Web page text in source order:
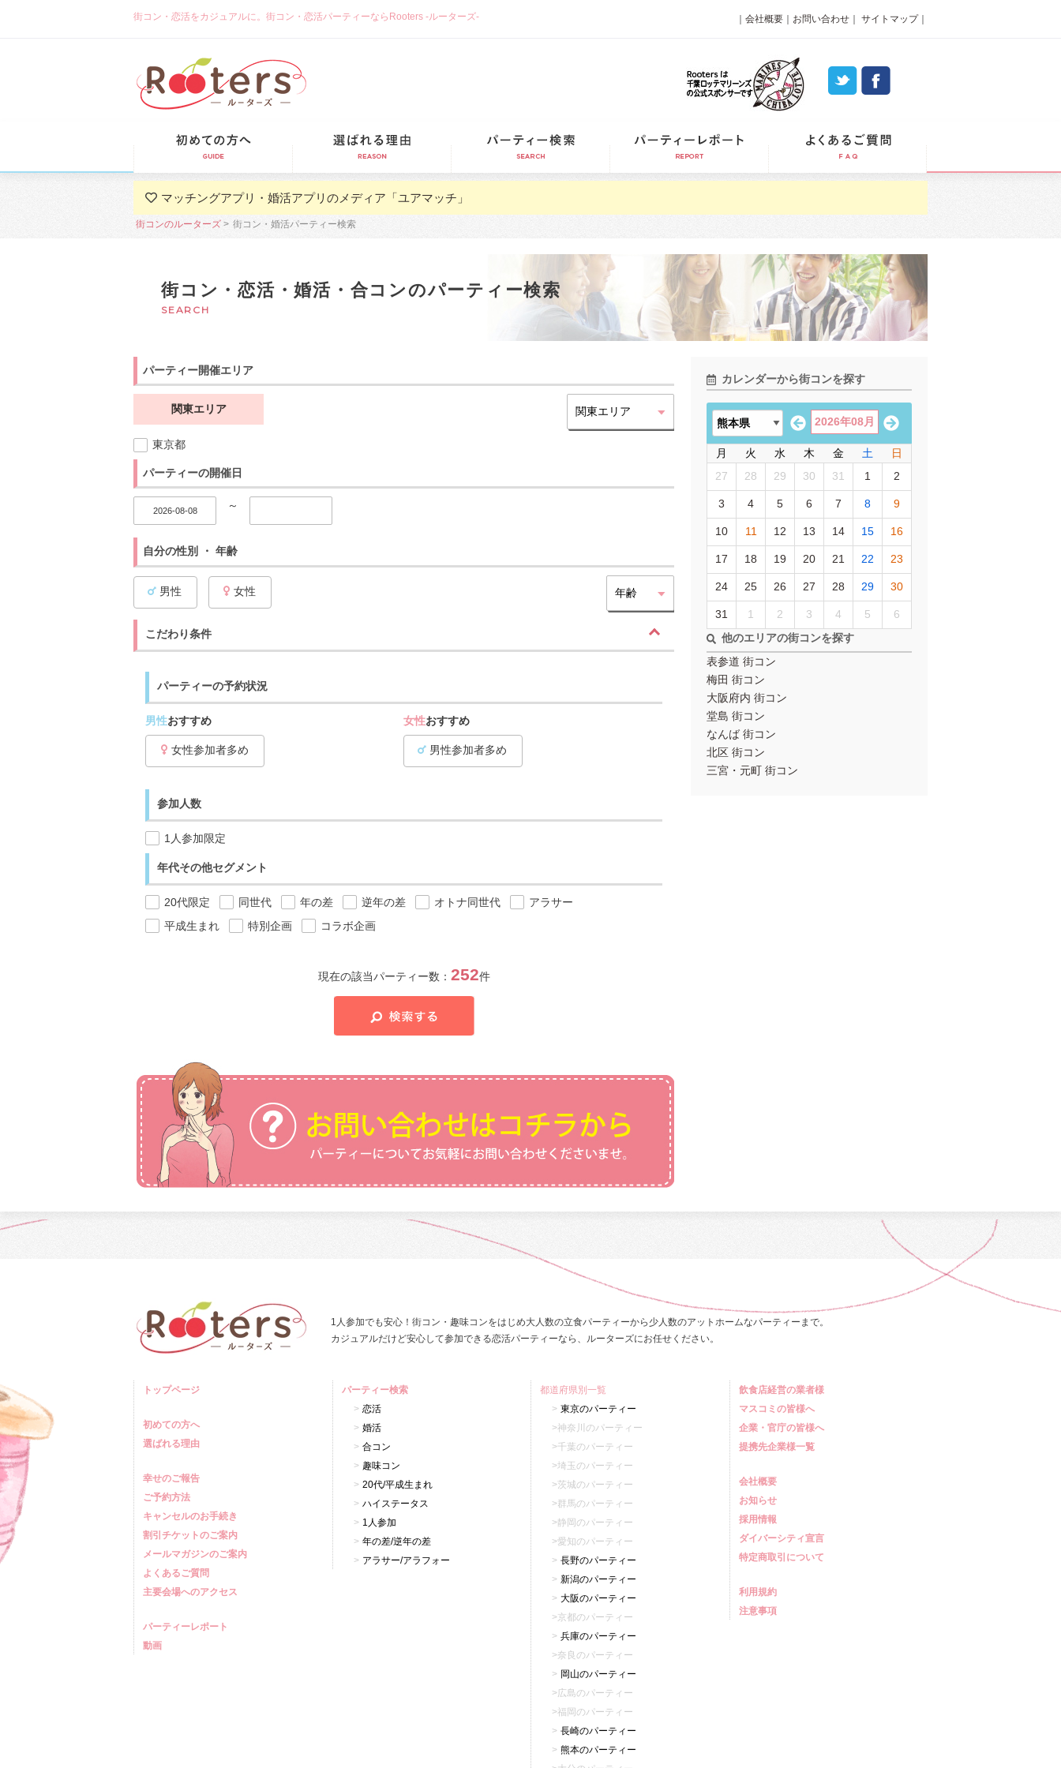
街コン・恋活をカジュアルに。街コン・恋活パーティーならRooters -ルーターズ- 会社概要 お問い合わせ サイトマップ｜
マッチングアプリ・婚活アプリのメディア「ユアマッチ」
街コンのルーターズ 街コン・婚活パーティー検索
街コン・恋活・婚活・合コンのパーティー検索
SEARCH
パーティー開催エリア
関東エリア
東京都
パーティーの開催日
～
自分の性別 ・ 年齢
男性 女性
こだわり条件
パーティーの予約状況
男性おすすめ
女性参加者多め
女性おすすめ
男性参加者多め
参加人数
1人参加限定
年代その他セグメント
20代限定 同世代 年の差 逆年の差 オトナ同世代
アラサー
平成生まれ
特別企画 コラボ企画
現在の該当パーティー数： 252件
カレンダーから街コンを探す
2026年08月
月 火 水 木 金 土
日
27
28 29 30 31 1 2
3 4 5 6 7 8 9
10 11 12 13 14 15 16
17 18 19 20 21 22 23
24 25 26 27 28 29 30
31 1 2 3 4 5
6
他のエリアの街コンを探す
表参道 街コン
梅田 街コン
大阪府内 街コン
堂島 街コン
なんば 街コン
北区 街コン
三宮・元町 街コン
1人参加でも安心！街コン・趣味コンをはじめ大人数の立食パーティーから少人数のアットホームなパーティーまで。
カジュアルだけど安心して参加できる恋活パーティーなら、ルーターズにお任せください。
トップページ
初めての方へ
選ばれる理由
幸せのご報告
ご予約方法
キャンセルのお手続き
割引チケットのご案内
メールマガジンのご案内
よくあるご質問
主要会場へのアクセス
パーティーレポート
動画
パーティー検索
恋活
婚活
合コン
趣味コン
20代/平成生まれ
ハイステータス
1人参加
年の差/逆年の差
アラサー/アラフォー
都道府県別一覧
東京のパーティー
神奈川のパーティー
千葉のパーティー
埼玉のパーティー
茨城のパーティー
群馬のパーティー
静岡のパーティー
愛知のパーティー
長野のパーティー
新潟のパーティー
大阪のパーティー
京都のパーティー
兵庫のパーティー
奈良のパーティー
岡山のパーティー
広島のパーティー
福岡のパーティー
長崎のパーティー
熊本のパーティー
飲食店経営の業者様
マスコミの皆様へ
企業・官庁の皆様へ
提携先企業様一覧
会社概要
お知らせ
採用情報
ダイバーシティ宣言
特定商取引について
利用規約
注意事項